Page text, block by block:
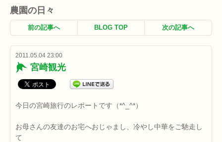
農園の日々
前の記事へ BLOG TOP 次の記事へ
2011.05.04 23:00
宮崎観光
今日の宮崎旅行のレポートです（*^_^*）
お母さんの友達のお宅へおじゃまし、冷やし中華をご馳走し
て